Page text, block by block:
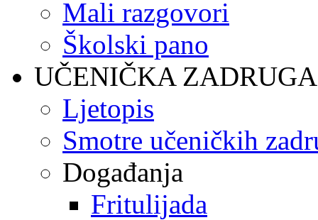
Mali razgovori
Školski pano
UČENIČKA ZADRUGA
Ljetopis
Smotre učeničkih
Događanja
Fritulijada